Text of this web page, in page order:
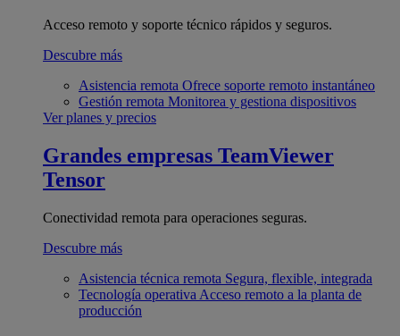
Acceso remoto y soporte técnico rápidos y seguros.
Descubre más
Asistencia remota Ofrece soporte remoto instantáneo
Gestión remota Monitorea y gestiona dispositivos
Ver planes y precios
Grandes empresas TeamViewer
Tensor
Conectividad remota para operaciones seguras.
Descubre más
Asistencia técnica remota Segura, flexible, integrada
Tecnología operativa Acceso remoto a la planta de
producción